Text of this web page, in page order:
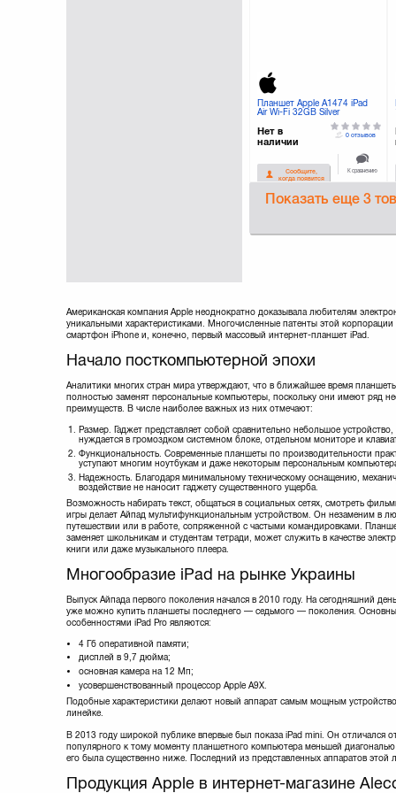
Планшет Apple A1474 iPad
Air Wi-Fi 32GB Silver
Нет в
наличии
Сообщите,
когда появится
0 отзывов
К сравнению
Показать еще3
Американская компания Apple неоднократно доказывала любителям
уникальными характеристиками. Многочисленные патенты этой
смартфон iPhone и, конечно, первый массовый интернет-планшет iPad.
Начало посткомпьютерной эпохи
Аналитики многих стран мира утверждают, что в ближайшее время
полностью заменят персональные компьютеры, поскольку они имеют ряд
преимуществ. В числе наиболее важных из них отмечают:
Размер. Гаджет представляет собой сравнительно небольшое устройство,
нуждается в громоздком системном блоке, отдельном мониторе и
Функциональность. Современные планшеты по производительности
уступают многим ноутбукам и даже некоторым персональным
Надежность. Благодаря минимальному техническому оснащению,
воздействие не наносит гаджету существенного ущерба.
Возможность набирать текст, общаться в социальных сетях, смотреть
игры делает Айпад мультифункциональным устройством. Он незаменим в
путешествии или в работе, сопряженной с частыми командировками.
заменяет школьникам и студентам тетради, может служить в качестве
книги или даже музыкального плеера.
Многообразие iPad на рынке Украины
Выпуск Айпада первого поколения начался в 2010 году. На сегодняшний
уже можно купить планшеты последнего — седьмого — поколения.
особенностями iPad Pro являются:
4 Гб оперативной памяти;
дисплей в 9,7 дюйма;
основная камера на 12 Мп;
усовершенствованный процессор Apple A9X.
Подобные характеристики делают новый аппарат самым мощным
линейке.
В 2013 году широкой публике впервые был показа iPad mini. Он отличался
популярного к тому моменту планшетного компьютера меньшей
его была существенно ниже. Последний из представленных аппаратов
Продукция Apple в интернет-магазине